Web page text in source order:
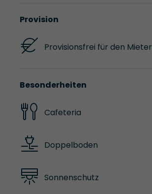
Provision
Provisionsfrei für den Mieter
Besonderheiten
Cafeteria
Doppelboden
Sonnenschutz